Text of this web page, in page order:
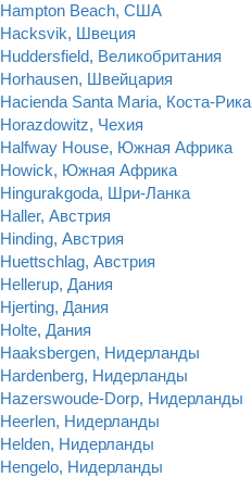
Hampton Beach, США
Hacksvik, Швеция
Huddersfield, Великобритания
Horhausen, Швейцария
Hacienda Santa Maria, Коста-Рика
Horazdowitz, Чехия
Halfway House, Южная Африка
Howick, Южная Африка
Hingurakgoda, Шри-Ланка
Haller, Австрия
Hinding, Австрия
Huettschlag, Австрия
Hellerup, Дания
Hjerting, Дания
Holte, Дания
Haaksbergen, Нидерланды
Hardenberg, Нидерланды
Hazerswoude-Dorp, Нидерланды
Heerlen, Нидерланды
Helden, Нидерланды
Hengelo, Нидерланды